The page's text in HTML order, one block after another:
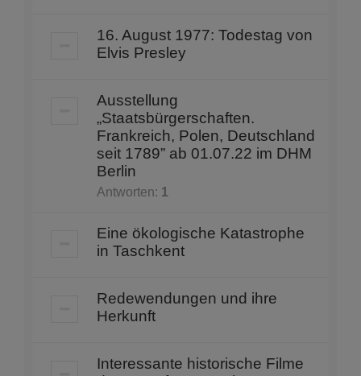
16. August 1977: Todestag von
Elvis Presley
Ausstellung
„Staatsbürgerschaften.
Frankreich, Polen, Deutschland
seit 1789” ab 01.07.22 im DHM
Berlin
Antworten: 1
Eine ökologische Katastrophe
in Taschkent
Redewendungen und ihre
Herkunft
Interessante historische Filme